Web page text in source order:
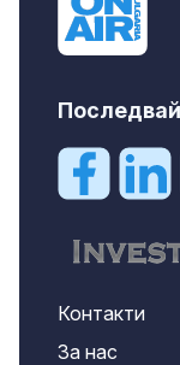
Контакти
За нас